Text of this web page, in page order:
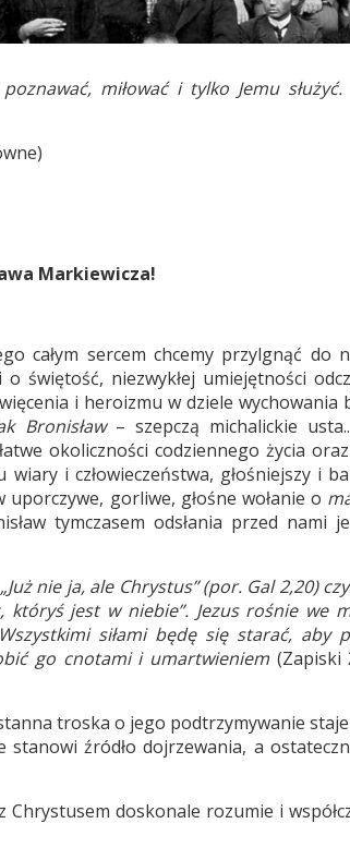
miłować i tylko Jemu
Markiewicza!
całym sercem chcemy przylgnąć do
świętość, niezwykłej umiejętności
i heroizmu w dziele wychowania
Bronisław– szepczą michalickie
okoliczności codziennego życia
i człowieczeństwa, głośniejszy i
gorliwe, głośne wołanie o
tymczasem odsłania przed
nie ja, ale Chrystus” (por. Gal 2,20)
któryś jest w niebie”. Jezus rośnie we
siłami będę się starać, aby
go cnotami i umartwieniem(Zapiski
troska o jego podtrzymywanie staje
źródło dojrzewania, a
Chrystusem doskonale rozumie i